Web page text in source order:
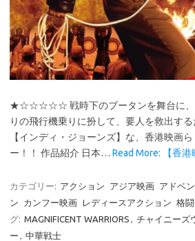
★☆☆☆☆☆ 戦時下のブータンを舞台に、
りの飛行機乗りに扮して、要人を救出す
【インディ・ジョーンズ】な、香港映画
ー！！ 作品紹介 日本… Read More: 【香
カテゴリー: アクション アジア映画 アドベ
ン
カンフー映画 レディースアクション 格
グ: MAGNIFICENT WARRIORS , チャイニーズ
ー , 中華戦士